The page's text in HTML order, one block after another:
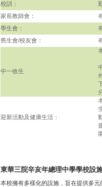
校訓：
家長教師會：
學生會：
舊生會/校友會：
中一收生
迎新活動及健康生活：
東華三院辛亥年總理中學學校設
本校擁有多樣化的設施，旨在提供多